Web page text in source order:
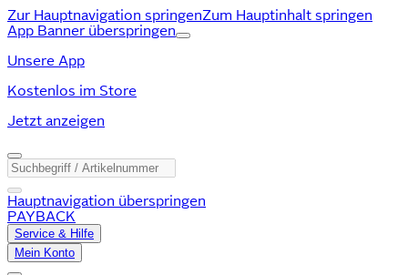
Zur Hauptnavigation springenZum Hauptinhalt springen
App Banner überspringen
Unsere App
Kostenlos im Store
Jetzt anzeigen
Hauptnavigation überspringen
PAYBACK
Service & Hilfe
Mein Konto